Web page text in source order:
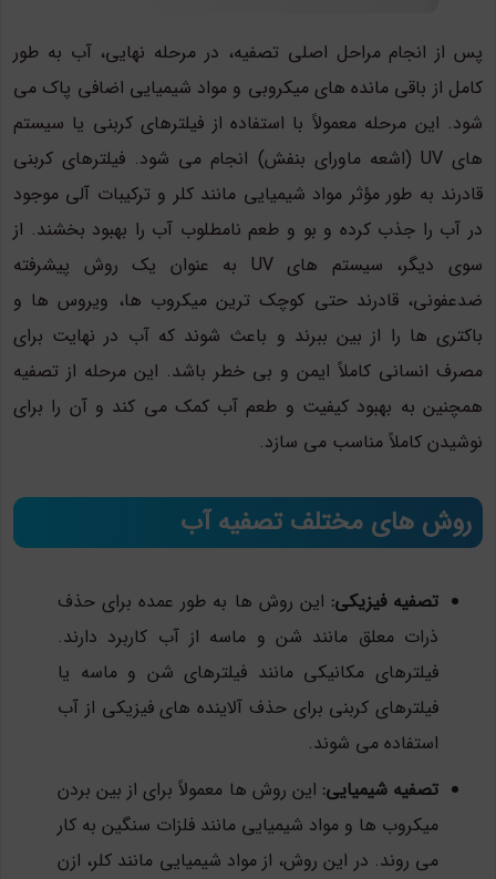
پس از انجام مراحل اصلی تصفیه، در مرحله نهایی، آب به طور
کامل از باقی مانده های میکروبی و مواد شیمیایی اضافی پاک می
شود. این مرحله معمولاً با استفاده از فیلترهای کربنی یا سیستم
های UV (اشعه ماورای بنفش) انجام می شود. فیلترهای کربنی
قادرند به طور مؤثر مواد شیمیایی مانند کلر و ترکیبات آلی موجود
در آب را جذب کرده و بو و طعم نامطلوب آب را بهبود بخشند. از
سوی دیگر، سیستم های UV به عنوان یک روش پیشرفته
ضدعفونی، قادرند حتی کوچک ترین میکروب ها، ویروس ها و
باکتری ها را از بین ببرند و باعث شوند که آب در نهایت برای
مصرف انسانی کاملاً ایمن و بی خطر باشد. این مرحله از تصفیه
همچنین به بهبود کیفیت و طعم آب کمک می کند و آن را برای
نوشیدن کاملاً مناسب می سازد.
روش های مختلف تصفیه آب
تصفیه فیزیکی: این روش ها به طور عمده برای حذف
ذرات معلق مانند شن و ماسه از آب کاربرد دارند.
فیلترهای مکانیکی مانند فیلترهای شن و ماسه یا
فیلترهای کربنی برای حذف آلاینده های فیزیکی از آب
استفاده می شوند.
تصفیه شیمیایی: این روش ها معمولاً برای از بین بردن
میکروب ها و مواد شیمیایی مانند فلزات سنگین به کار
می روند. در این روش، از مواد شیمیایی مانند کلر، ازن